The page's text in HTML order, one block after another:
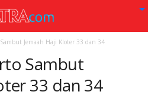
Jemaah Haji Kloter 33 dan 34
Sambut
33 dan 34